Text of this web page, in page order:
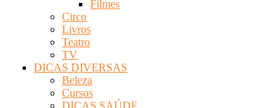
Filmes
Circo
Livros
Teatro
TV
DICAS DIVERSAS
Beleza
Cursos
DICAS SAÚDE